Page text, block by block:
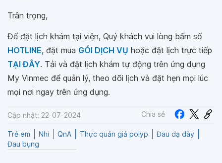
Trân trọng,
Để đặt lịch khám tại viện, Quý khách vui lòng bấm số
HOTLINE, đặt mua GÓI DỊCH VỤ hoặc đặt lịch trực tiếp
TẠI ĐÂY. Tải và đặt lịch khám tự động trên ứng dụng
My Vinmec để quản lý, theo dõi lịch và đặt hẹn mọi lúc
mọi nơi ngay trên ứng dụng.
Cập nhật: 22-07-2024 Chia sẻ
Trẻ em Nhi QnA Thực quản giả polyp
Đau dạ dày
Đau bụng